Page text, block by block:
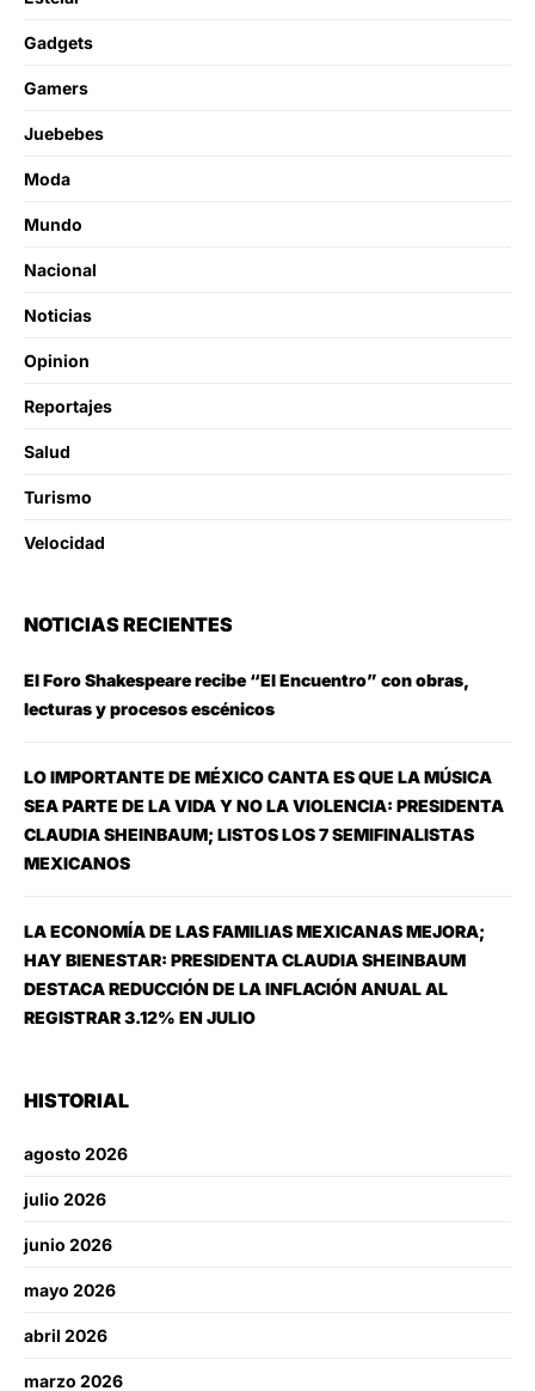
Gadgets
Gamers
Juebebes
Moda
Mundo
Nacional
Noticias
Opinion
Reportajes
Salud
Turismo
Velocidad
NOTICIAS RECIENTES
El Foro Shakespeare recibe “El Encuentro” con obras,
lecturas y procesos escénicos
LO IMPORTANTE DE MÉXICO CANTA ES QUE LA MÚSICA
SEA PARTE DE LA VIDA Y NO LA VIOLENCIA: PRESIDENTA
CLAUDIA SHEINBAUM; LISTOS LOS 7 SEMIFINALISTAS
MEXICANOS
LA ECONOMÍA DE LAS FAMILIAS MEXICANAS MEJORA;
HAY BIENESTAR: PRESIDENTA CLAUDIA SHEINBAUM
DESTACA REDUCCIÓN DE LA INFLACIÓN ANUAL AL
REGISTRAR 3.12% EN JULIO
HISTORIAL
agosto 2026
julio 2026
junio 2026
mayo 2026
abril 2026
marzo 2026